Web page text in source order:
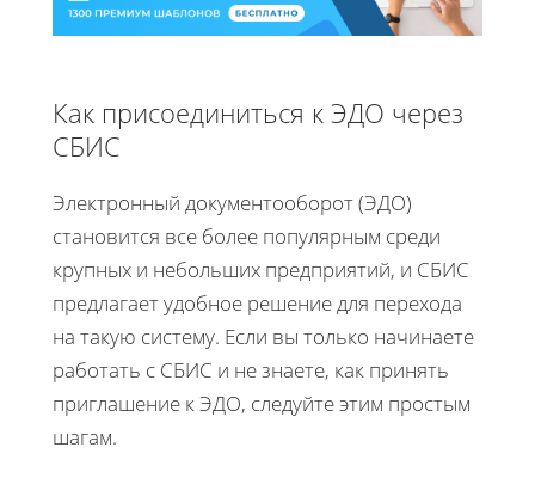
Как присоединиться к ЭДО через
СБИС
Электронный документооборот (ЭДО)
становится все более популярным среди
крупных и небольших предприятий, и СБИС
предлагает удобное решение для перехода
на такую систему. Если вы только начинаете
работать с СБИС и не знаете, как принять
приглашение к ЭДО, следуйте этим простым
шагам.